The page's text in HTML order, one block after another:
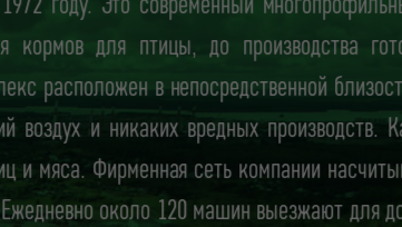
кормов для птицы, до производства
расположен в непосредственной
воздух и никаких вредных производств.
и мяса. Фирменная сеть компании
около 120 машин выезжают для